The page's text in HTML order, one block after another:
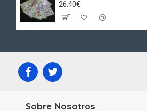
26.40€
Sobre Nosotros